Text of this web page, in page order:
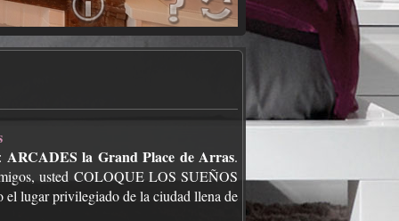
ARCADES la Grand Place de Arras.
usted COLOQUE LOS SUEÑOS
lugar privilegiado de la ciudad llena de